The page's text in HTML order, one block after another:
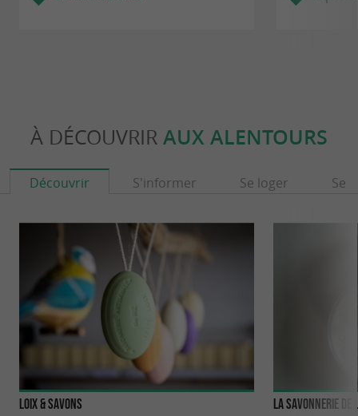
À DÉCOUVRIR AUX ALENTOURS
Découvrir S'informer Se loger Se
Loix & Savons La Savonnerie de